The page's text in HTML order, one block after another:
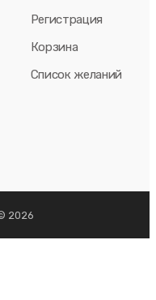
Регистрация
Корзина
Список желаний
2026